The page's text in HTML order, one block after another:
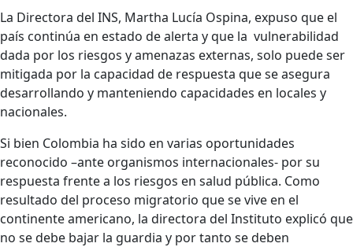
La Directora del INS, Martha Lucía Ospina, expuso que el
país continúa en estado de alerta y que la vulnerabilidad
dada por los riesgos y amenazas externas, solo puede ser
mitigada por la capacidad de respuesta que se asegura
desarrollando y manteniendo capacidades en locales y
nacionales.
Si bien Colombia ha sido en varias oportunidades
reconocido –ante organismos internacionales- por su
respuesta frente a los riesgos en salud pública. Como
resultado del proceso migratorio que se vive en el
continente americano, la directora del Instituto explicó que
no se debe bajar la guardia y por tanto se deben